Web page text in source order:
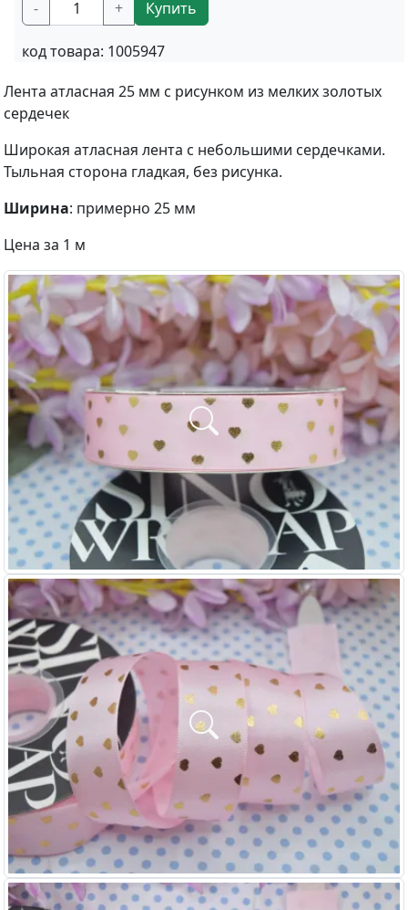
-
+ Купить
код товара: 1005947
Лента атласная 25 мм с рисунком из мелких золотых
сердечек
Широкая атласная лента с небольшими сердечками.
Тыльная сторона гладкая, без рисунка.
Ширина: примерно 25 мм
Цена за 1 м